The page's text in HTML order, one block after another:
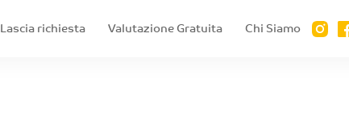
Lascia richiesta Valutazione Gratuita Chi Siamo